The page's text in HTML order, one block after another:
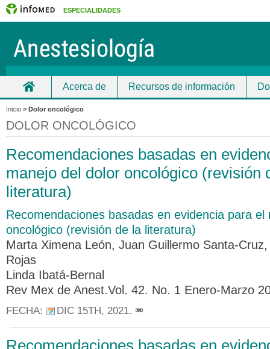
ESPECIALIDADES
Acerca de Recursos de información
Inicio > Dolor oncológico
DOLOR ONCOLÓGICO
Recomendaciones basadas en
manejo del dolor oncológico (revisión
literatura)
Recomendaciones basadas en evidencia para el
oncológico (revisión de la literatura)
Marta Ximena León, Juan Guillermo Santa-
Rojas
Linda Ibatá-Bernal
Rev Mex de Anest.Vol. 42. No. 1 Enero-Marzo
FECHA: DIC 15TH, 2021.
Recomendaciones basadas en